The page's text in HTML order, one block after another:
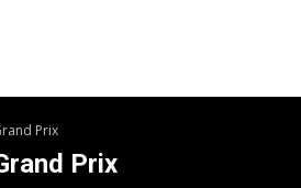
Prix
Prix